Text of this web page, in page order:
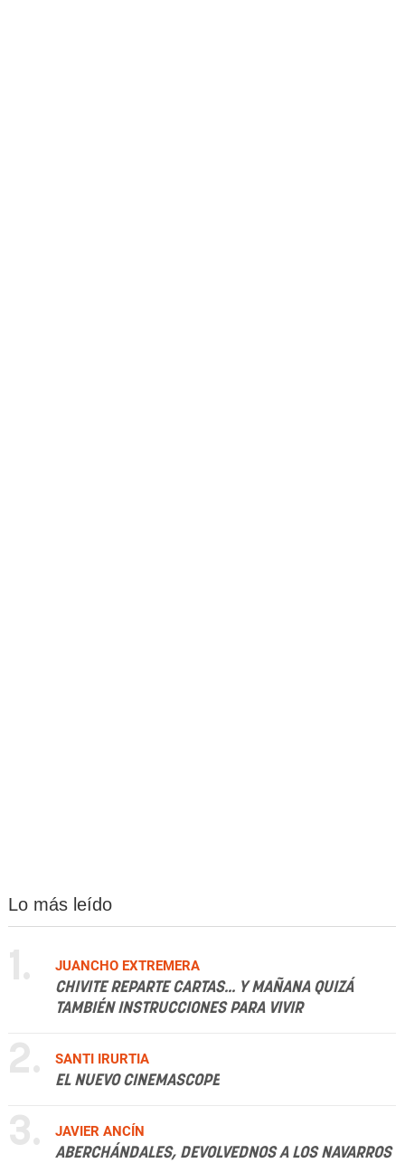
Lo más leído
1.
JUANCHO EXTREMERA
CHIVITE REPARTE CARTAS... Y MAÑANA QUIZÁ
TAMBIÉN INSTRUCCIONES PARA VIVIR
2.
SANTI IRURTIA
EL NUEVO CINEMASCOPE
3.
JAVIER ANCÍN
ABERCHÁNDALES, DEVOLVEDNOS A LOS NAVARROS